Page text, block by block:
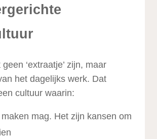
‘extraatje’ zijn, maar
het dagelijks werk. Dat
cultuur waarin:
mag. Het zijn kansen om